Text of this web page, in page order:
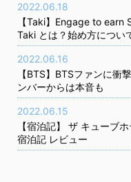
2022.06.18
【Taki】Engage to earn
Taki とは？始め方につい
2022.06.16
【BTS】BTSファンに衝
ンバーからは本音も
2022.06.15
【宿泊記】 ザ キューブ
宿泊記 レビュー